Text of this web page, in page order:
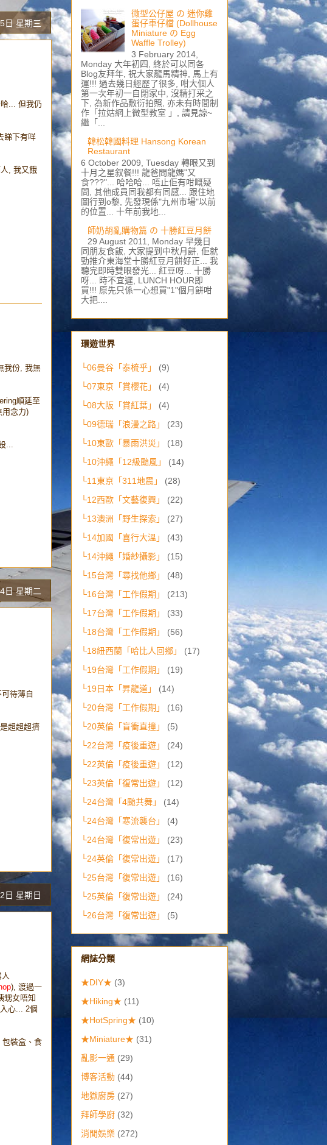
日 星期三
... 但我仍
睇下有咩
, 我又餓
我份, 我無
順延至
用念力)
...
日 星期二
待薄自
超超超擠
日 星期日
), 渡過一
甥女唔知
心... 2個
包裝盒、食
微型公仔屋 の 迷你雞
蛋仔車仔檔 (Dollhouse
Miniature の Egg
Waffle Trolley)
3 February 2014,
Monday 大年初四, 終於可以同各
Blog友拜年, 祝大家龍馬精神, 馬上有
運!!! 過去幾日經歷了很多, 咁大個人
第一次年初一自閉家中, 沒精打采之
下, 為新作品敷衍拍照, 亦未有時間制
作「拉姑網上微型教室 」, 請見諒~
繼「...
韓松韓國料理 Hansong Korean
Restaurant
6 October 2009, Tuesday 轉眼又到
十月之星叙餐!!! 龍爸問龍媽"又
食???"... 哈哈哈... 唔止佢有咁嘅疑
問, 其他成員同我都有同感... 跟住地
圖行到o黎, 先發現係"九州市場"以前
的位置... 十年前我地...
師奶胡亂購物篇 の 十勝紅豆月餅
29 August 2011, Monday 早幾日
同朋友食飯, 大家提到中秋月餅, 佢就
勁推介東海堂十勝紅豆月餅好正... 我
聽完即時雙眼發光... 紅豆呀... 十勝
呀... 時不宜遲, LUNCH HOUR即
買!!! 原先只係一心想買"1"個月餅咁
大把....
環遊世界
└06曼谷「泰梳乎」
(9)
└07東京「賞櫻花」
(4)
└08大阪「賞紅葉」
(4)
└09德瑞「浪漫之路」
(23)
└10東歐「暴雨洪災」
(18)
└10沖繩「12級颱風」
(14)
└11東京「311地震」
(28)
└12西歐「文藝復興」
(22)
└13澳洲「野生探索」
(27)
└14加國「喜行大溫」
(43)
└14沖繩「婚紗攝影」
(15)
└15台灣「尋找他鄉」
(48)
└16台灣「工作假期」
(213)
└17台灣「工作假期」
(33)
└18台灣「工作假期」
(56)
└18紐西蘭「哈比人回鄉」
(17)
└19台灣「工作假期」
(19)
└19日本「昇龍道」
(14)
└20台灣「工作假期」
(16)
└20英倫「盲衝直撞」
(5)
└22台灣「疫後重遊」
(24)
└22英倫「疫後重遊」
(12)
└23英倫「復常出遊」
(12)
└24台灣「4颱共舞」
(14)
└24台灣「寒流襲台」
(4)
└24台灣「復常出遊」
(23)
└24英倫「復常出遊」
(17)
└25台灣「復常出遊」
(16)
└25英倫「復常出遊」
(24)
└26台灣「復常出遊」
(5)
網誌分類
★DIY★ (3)
★Hiking★ (11)
★HotSpring★ (10)
★Miniature★ (31)
亂影一通 (29)
博客活動 (44)
地獄廚房 (27)
拜師學廚 (32)
消閒娛樂 (272)